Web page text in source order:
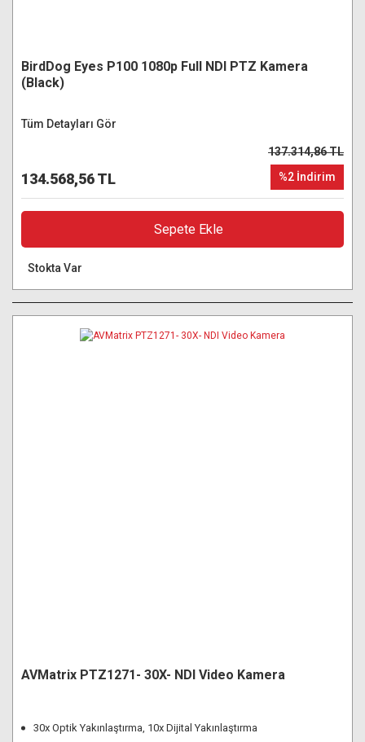
BirdDog Eyes P100 1080p Full NDI PTZ Kamera
(Black)
Tüm Detayları Gör
134.568,56 TL
137.314,86 TL
%2 İndirim
Sepete Ekle
Stokta Var
AVMatrix PTZ1271- 30X- NDI Video Kamera
30x Optik Yakınlaştırma, 10x Dijital Yakınlaştırma